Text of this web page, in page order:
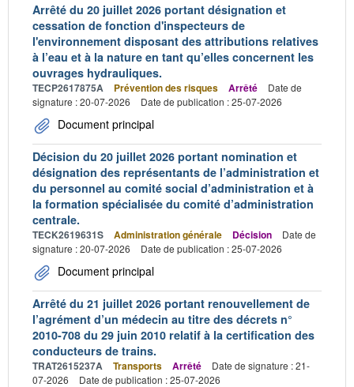
Arrêté du 20 juillet 2026 portant désignation et
cessation de fonction d'inspecteurs de
l'environnement disposant des attributions relatives
à l’eau et à la nature en tant qu’elles concernent les
ouvrages hydrauliques.
TECP2617875A Prévention des risques Arrêté
Date de
signature : 20-07-2026
Date de publication : 25-07-2026
Document principal
Décision du 20 juillet 2026 portant nomination et
désignation des représentants de l’administration et
du personnel au comité social d’administration et à
la formation spécialisée du comité d’administration
centrale.
TECK2619631S Administration générale Décision
Date de
signature : 20-07-2026
Date de publication : 25-07-2026
Document principal
Arrêté du 21 juillet 2026 portant renouvellement de
l’agrément d’un médecin au titre des décrets n°
2010-708 du 29 juin 2010 relatif à la certification des
conducteurs de trains.
TRAT2615237A Transports Arrêté
Date de signature : 21-
07-2026
Date de publication : 25-07-2026